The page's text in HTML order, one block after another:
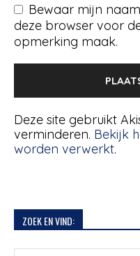
Bewaar mijn
deze browser voor
opmerking maak.
Deze site gebruikt
verminderen. Bekijk
worden verwerkt.
ZOEK EN VIND: